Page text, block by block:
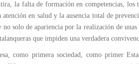
la falta de formación en competencias, los
en salud y la ausencia total de
no solo de apariencia por la realización de
que impiden una verdadera
como primera sociedad, como primer